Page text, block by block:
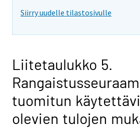
Siirry uudelle tilastosivulle
Liitetaulukko 5.
tuomitun
olevien tulojen